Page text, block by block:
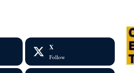
X
Follow